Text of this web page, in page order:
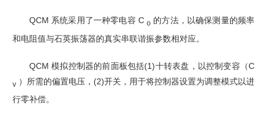
QCM 系统采用了一种零电容 Co 的方法，以确保测量的频率
和电阻值与石英振荡器的真实串联谐振参数相对应。
QCM 模拟控制器的前面板包括(1)十转表盘，以控制变容（C
v）所需的偏置电压，(2)开关，用于将控制器设置为调整模式以进
行零补偿。